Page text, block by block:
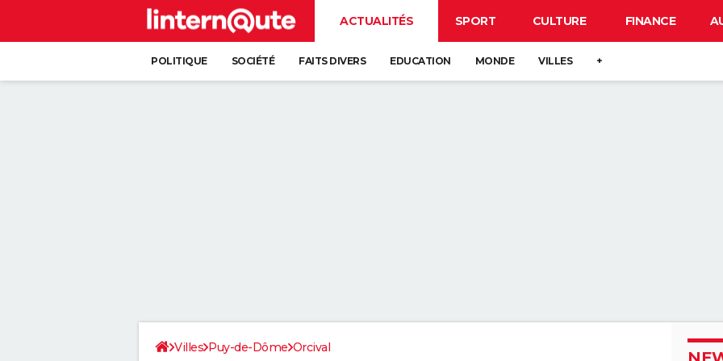
ACTUALITÉS SPORT CULTURE FINANCE
POLITIQUE SOCIÉTÉ FAITS DIVERS EDUCATION MONDE VILLES +
Villes Puy-de-Dôme Orcival